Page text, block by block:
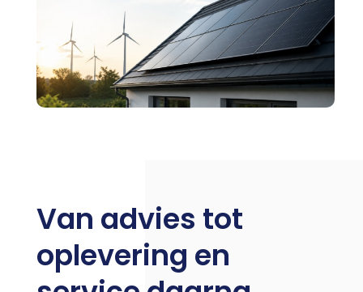
Van advies tot
oplevering en